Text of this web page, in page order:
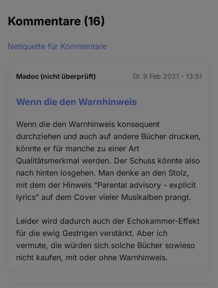
Kommentare (16)
Netiquette für Kommentare
Madoc (nicht überprüft) Di. 9 Feb 2021 - 13:51
Wenn die den Warnhinweis
Wenn die den Warnhinweis konsequent
durchziehen und auch auf andere Bücher drucken,
könnte er für manche zu einer Art
Qualitätsmerkmal werden. Der Schuss könnte also
nach hinten losgehen. Man denke an den Stolz,
mit dem der Hinweis "Parental advisory - explicit
lyrics" auf dem Cover vieler Musikalben prangt.
Leider wird dadurch auch der Echokammer-Effekt
für die ewig Gestrigen verstärkt. Aber ich
vermute, die würden sich solche Bücher sowieso
nicht kaufen, mit oder ohne Warnhinweis.